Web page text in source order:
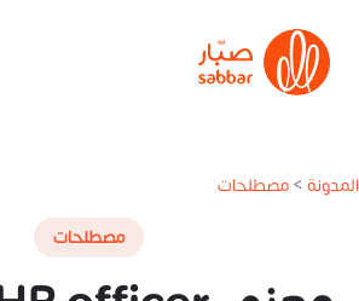
المدونة>مصطلحات
مصطلحات